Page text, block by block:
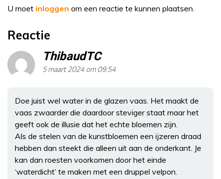
U moet inloggen om een reactie te kunnen plaatsen.
Reactie
ThibaudTC
5 maart 2024 om 09:54
Doe juist wel water in de glazen vaas. Het maakt de
vaas zwaarder die daardoor steviger staat maar het
geeft ook de illusie dat het echte bloemen zijn.
Als de stelen van de kunstbloemen een ijzeren draad
hebben dan steekt die alleen uit aan de onderkant. Je
kan dan roesten voorkomen door het einde
‘waterdicht’ te maken met een druppel velpon.